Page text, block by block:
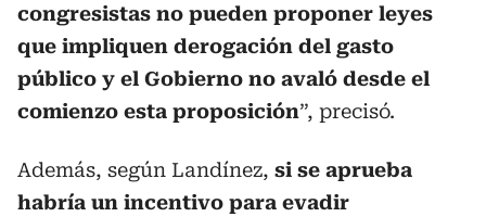
congresistas no pueden proponer leyes
que impliquen derogación del gasto
público y el Gobierno no avaló desde el
comienzo esta proposición”, precisó.
Además, según Landínez, si se aprueba
habría un incentivo para evadir